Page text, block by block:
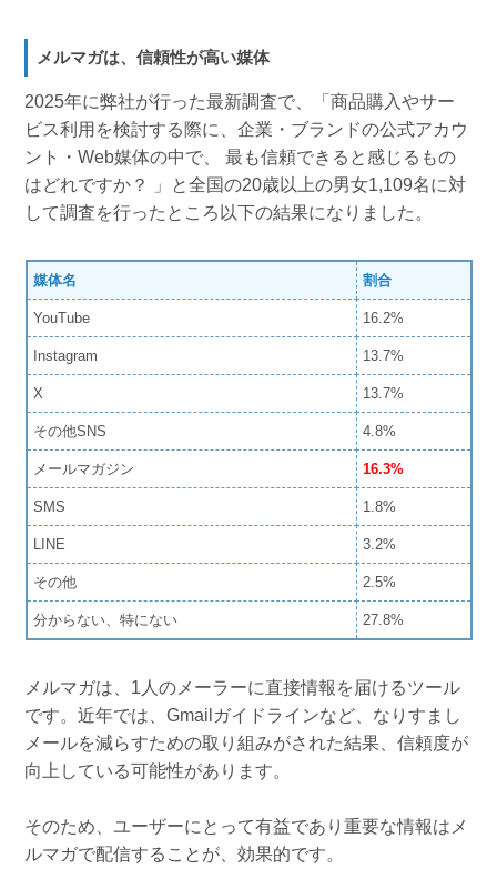
メルマガは、信頼性が高い媒体
2025年に弊社が行った最新調査で、「商品購入やサー
ビス利用を検討する際に、企業・ブランドの公式アカウ
ント・Web媒体の中で、 最も信頼できると感じるもの
はどれですか？ 」と全国の20歳以上の男女1,109名に対
して調査を行ったところ以下の結果になりました。
媒体名 割合
YouTube 16.2%
Instagram 13.7%
X 13.7%
その他SNS 4.8%
メールマガジン 16.3%
SMS 1.8%
LINE 3.2%
その他 2.5%
分からない、特にない 27.8%
メルマガは、1人のメーラーに直接情報を届けるツール
です。近年では、Gmailガイドラインなど、なりすまし
メールを減らすための取り組みがされた結果、信頼度が
向上している可能性があります。
そのため、ユーザーにとって有益であり重要な情報はメ
ルマガで配信することが、効果的です。